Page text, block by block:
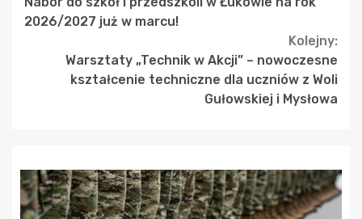
Reading
2026/2027 już w marcu!
Kolejny:
Warsztaty „Technik w Akcji” – nowoczesne
kształcenie techniczne dla uczniów z Woli
Gułowskiej i Mysłowa